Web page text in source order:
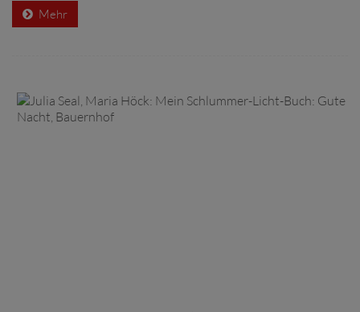
Mehr